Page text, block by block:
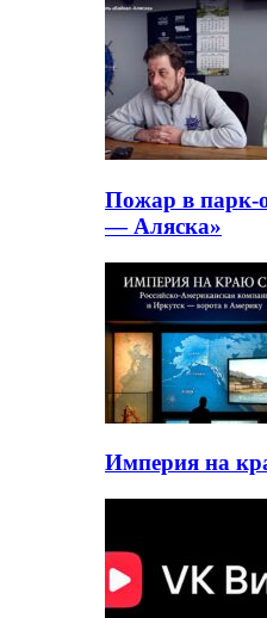
Пожар в парк-
— Аляска»
Империя на